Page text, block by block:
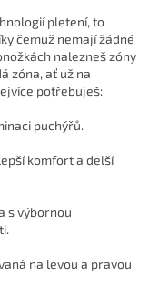
pletení, to
čemuž nemají žádné
nalezneš zóny
zóna, ať už na
potřebuješ:
puchýřů.
komfort a delší
s výbornou
na levou a pravou